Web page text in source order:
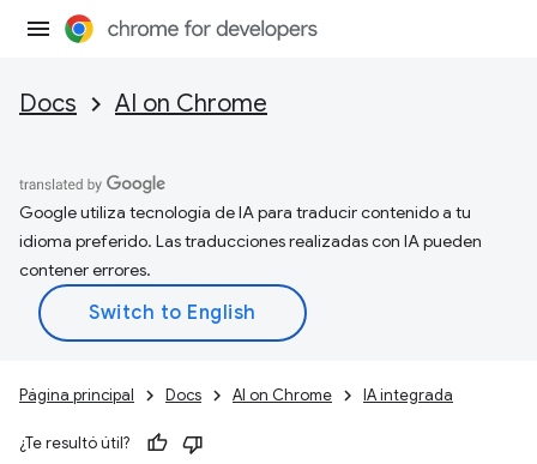
Docs AI on Chrome
Google utiliza tecnología de IA para traducir contenido a tu
idioma preferido. Las traducciones realizadas con IA pueden
contener errores.
Página principal Docs AI on Chrome IA integrada
¿Te resultó útil?